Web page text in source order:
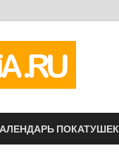
ПОКАТУШЕК